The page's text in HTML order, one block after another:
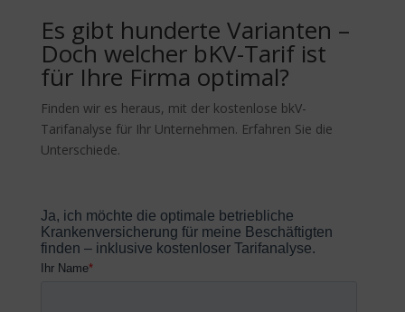
Es gibt hunderte Varianten –
Doch welcher bKV-Tarif ist
für Ihre Firma optimal?
Finden wir es heraus, mit der kostenlose bkV-
Tarifanalyse für Ihr Unternehmen. Erfahren Sie die
Unterschiede.